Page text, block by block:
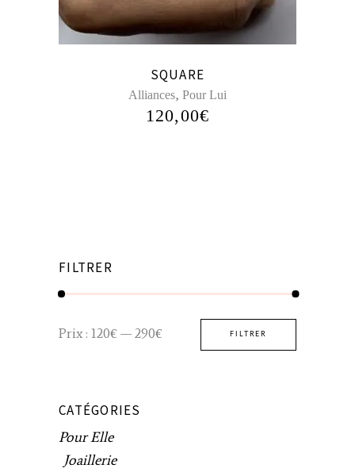
SQUARE
Alliances, Pour Lui
120,00€
FILTRER
Prix
Prix
FILTRER
Prix : 120€ — 290€
CATÉGORIES
Pour Elle
Joaillerie